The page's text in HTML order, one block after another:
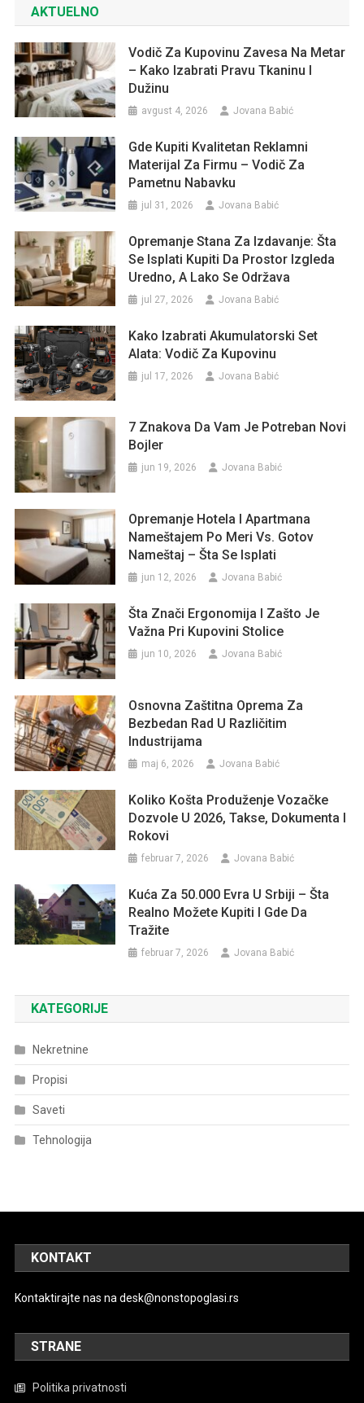
AKTUELNO
Vodič Za Kupovinu Zavesa Na Metar
– Kako Izabrati Pravu Tkaninu I
Dužinu
avgust 4, 2026 Jovana Babić
Gde Kupiti Kvalitetan Reklamni
Materijal Za Firmu – Vodič Za
Pametnu Nabavku
jul 31, 2026 Jovana Babić
Opremanje Stana Za Izdavanje: Šta
Se Isplati Kupiti Da Prostor Izgleda
Uredno, A Lako Se Održava
jul 27, 2026 Jovana Babić
Kako Izabrati Akumulatorski Set
Alata: Vodič Za Kupovinu
jul 17, 2026 Jovana Babić
7 Znakova Da Vam Je Potreban Novi
Bojler
jun 19, 2026 Jovana Babić
Opremanje Hotela I Apartmana
Nameštajem Po Meri Vs. Gotov
Nameštaj – Šta Se Isplati
jun 12, 2026 Jovana Babić
Šta Znači Ergonomija I Zašto Je
Važna Pri Kupovini Stolice
jun 10, 2026 Jovana Babić
Osnovna Zaštitna Oprema Za
Bezbedan Rad U Različitim
Industrijama
maj 6, 2026 Jovana Babić
Koliko Košta Produženje Vozačke
Dozvole U 2026, Takse, Dokumenta I
Rokovi
februar 7, 2026 Jovana Babić
Kuća Za 50.000 Evra U Srbiji – Šta
Realno Možete Kupiti I Gde Da
Tražite
februar 7, 2026 Jovana Babić
KATEGORIJE
Nekretnine
Propisi
Saveti
Tehnologija
KONTAKT
Kontaktirajte nas nadesk@nonstopoglasi.rs
STRANE
Politika privatnosti